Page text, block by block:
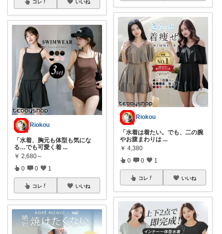
コレ いいね
Riokou
「水着、胸元も体型も気にな
る…でも可愛く着 ...
￥ 2,680～
0 0 1
コレ いいね
Riokou
「水着は着たい。でも、二の腕
やお腹まわりは ...
￥ 4,380
0 0 1
コレ いいね